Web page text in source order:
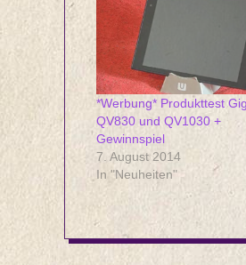
*Werbung* Produkttest
QV830 und QV1030 +
Gewinnspiel
7. August 2014
In "Neuheiten"